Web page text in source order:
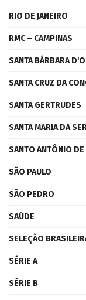
RIO DE JANEIRO
RMC – CAMPINAS
SANTA BÁRBARA
SANTA CRUZ DA
SANTA GERTRUDES
SANTA MARIA DA
SANTO ANTÔNIO
SÃO PAULO
SÃO PEDRO
SAÚDE
SELEÇÃO
SÉRIE A
SÉRIE B